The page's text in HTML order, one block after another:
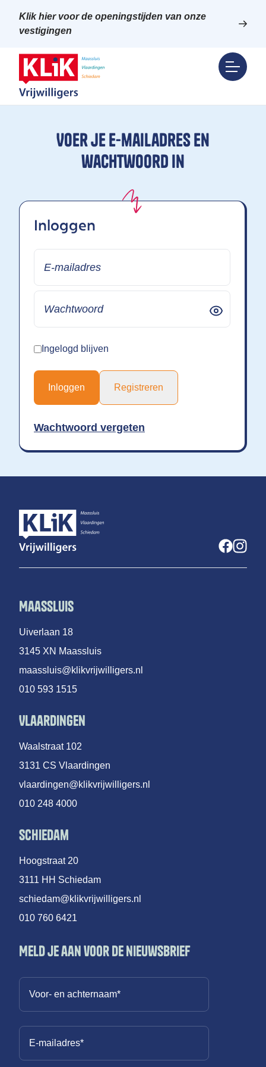
Klik hier voor de openingstijden van onze
vestigingen
Voer je e-mailadres en
wachtwoord in
Inloggen
Ingelogd blijven
Inloggen Registreren
Wachtwoord vergeten
Maassluis
Uiverlaan 18
3145 XN Maassluis
maassluis@klikvrijwilligers.nl
010 593 1515
Vlaardingen
Waalstraat 102
3131 CS Vlaardingen
vlaardingen@klikvrijwilligers.nl
010 248 4000
Schiedam
Hoogstraat 20
3111 HH Schiedam
schiedam@klikvrijwilligers.nl
010 760 6421
Meld je aan voor de nieuwsbrief